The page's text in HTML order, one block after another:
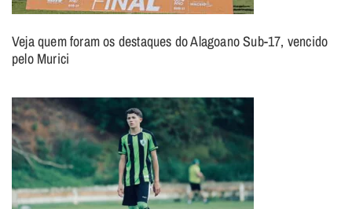
Veja quem foram os destaques do Alagoano Sub-17, vencido
pelo Murici